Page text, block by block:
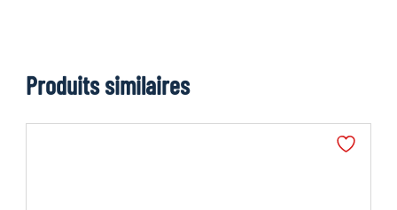
Produits similaires